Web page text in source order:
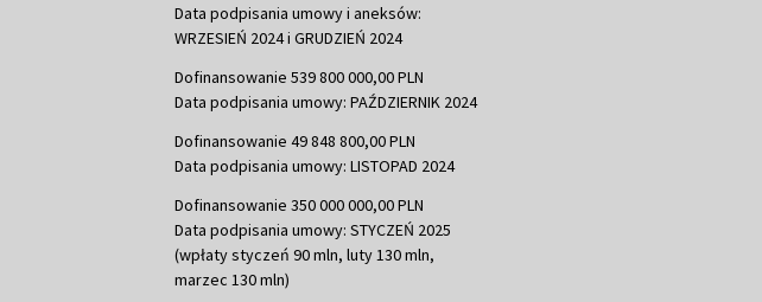
Data podpisania umowy i aneksów:
WRZESIEŃ 2024 i GRUDZIEŃ 2024
Dofinansowanie 539 800 000,00 PLN
Data podpisania umowy: PAŹDZIERNIK 2024
Dofinansowanie 49 848 800,00 PLN
Data podpisania umowy: LISTOPAD 2024
Dofinansowanie 350 000 000,00 PLN
Data podpisania umowy: STYCZEŃ 2025
(wpłaty styczeń 90 mln, luty 130 mln,
marzec 130 mln)